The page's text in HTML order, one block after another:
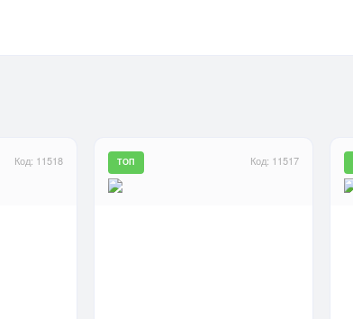
Код: 11518 Код: 11517
ТОП